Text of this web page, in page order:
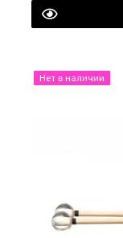
Нет в наличии